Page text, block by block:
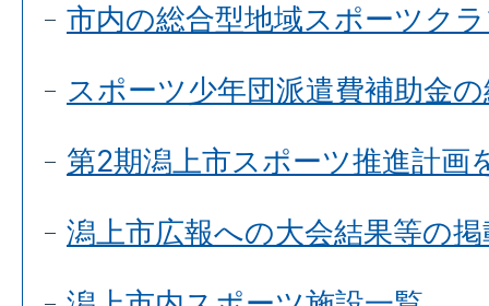
市内の総合型地域スポーツク
スポーツ少年団派遣費補助金
第2期潟上市スポーツ推進計画
潟上市広報への大会結果等の